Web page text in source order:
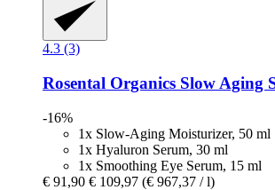
4.3 (3)
Rosental Organics Slow Aging
-16%
1x Slow-Aging Moisturizer, 50 ml
1x Hyaluron Serum, 30 ml
1x Smoothing Eye Serum, 15 ml
€ 91,90 € 109,97 (€ 967,37 / l)